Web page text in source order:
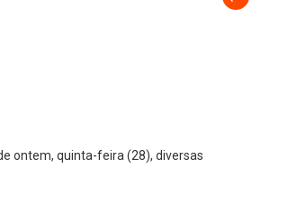
ontem, quinta-feira (28), diversas